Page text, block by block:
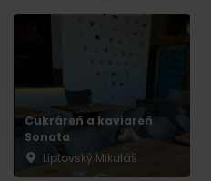
Cukráreň a kaviareň
Sonata
Liptovský Mikuláš
Príchod